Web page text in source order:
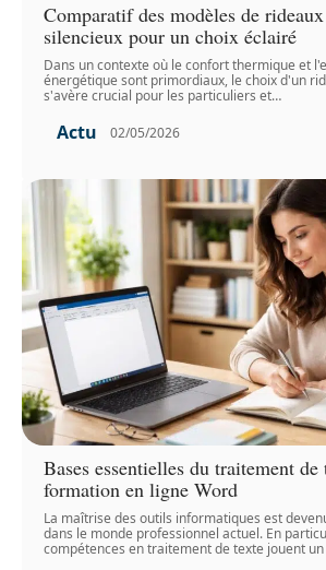
Comparatif des modèles de
silencieux pour un choix éclairé
Dans un contexte où le confort thermique et
énergétique sont primordiaux, le choix d'un
s'avère crucial pour les particuliers et…
Actu 02/05/2026
Bases essentielles du traitement de
formation en ligne Word
La maîtrise des outils informatiques est
dans le monde professionnel actuel. En
compétences en traitement de texte jouent